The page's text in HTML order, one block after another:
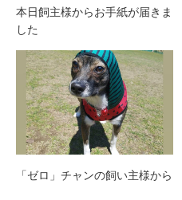
本日飼主様からお手紙が届きま
した
「ゼロ」チャンの飼い主様から